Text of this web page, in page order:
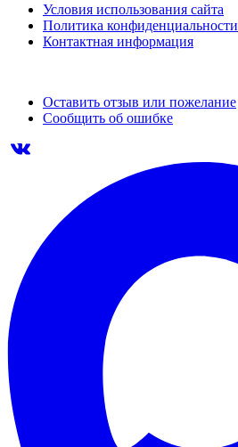
Условия использования сайта
Политика конфиденциальности
Контактная информация
Оставить отзыв или пожелание
Сообщить об ошибке